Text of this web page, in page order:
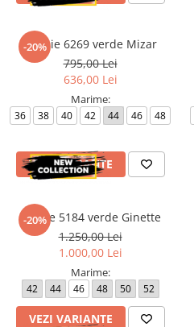
-20%
Rochie 6269 verde Mizar
795,00 Lei
636,00 Lei
Marime:
36 38 40 42 44 46 48
VEZI VARIANTE
-20%
Rochie 5184 verde Ginette
1.250,00 Lei
1.000,00 Lei
Marime:
42 44 46 48 50 52
VEZI VARIANTE